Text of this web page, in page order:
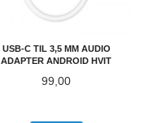
USB-C TIL 3,5 MM AUDIO
ADAPTER ANDROID HVIT
Pris
99,00